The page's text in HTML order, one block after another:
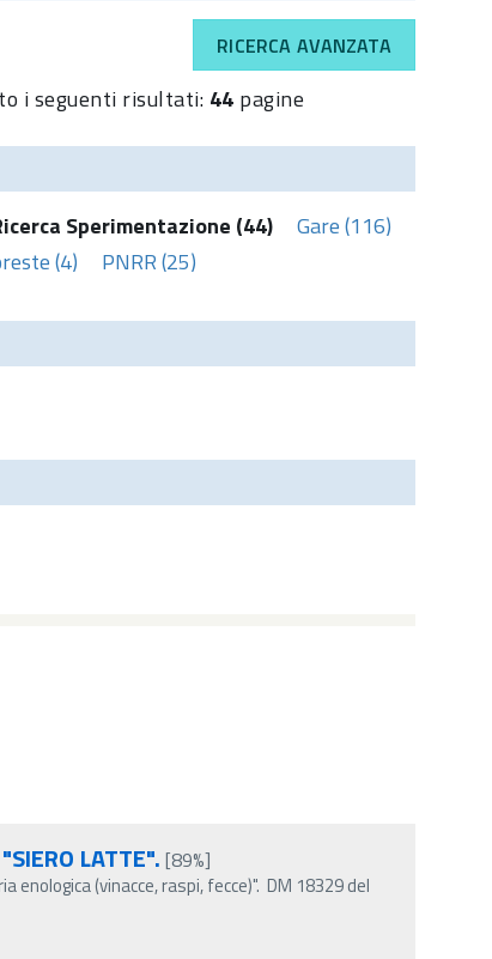
RICERCA AVANZATA
i seguenti risultati: 44 pagine
Sperimentazione (44)
Gare (116)
(4) PNRR (25)
LATTE". [89%]
(vinacce, raspi, fecce)". DM 18329 del